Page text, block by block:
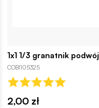
1x1 1/3 granatnik
COBI105325
2,00 zł